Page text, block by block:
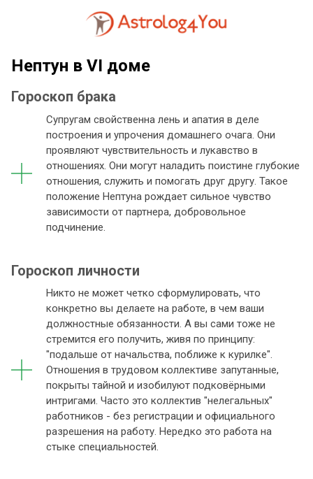
Нептун в VI доме
Гороскоп брака
Супругам свойственна лень и апатия в деле
построения и упрочения домашнего очага. Они
проявляют чувствительность и лукавство в
отношениях. Они могут наладить поистине глубокие
отношения, служить и помогать друг другу. Такое
положение Нептуна рождает сильное чувство
зависимости от партнера, добровольное
подчинение.
Гороскоп личности
Никто не может четко сформулировать, что
конкретно вы делаете на работе, в чем ваши
должностные обязанности. А вы сами тоже не
стремится его получить, живя по принципу:
"подальше от начальства, поближе к курилке".
Отношения в трудовом коллективе запутанные,
покрыты тайной и изобилуют подковёрными
интригами. Часто это коллектив "нелегальных"
работников - без регистрации и официального
разрешения на работу. Нередко это работа на
стыке специальностей.